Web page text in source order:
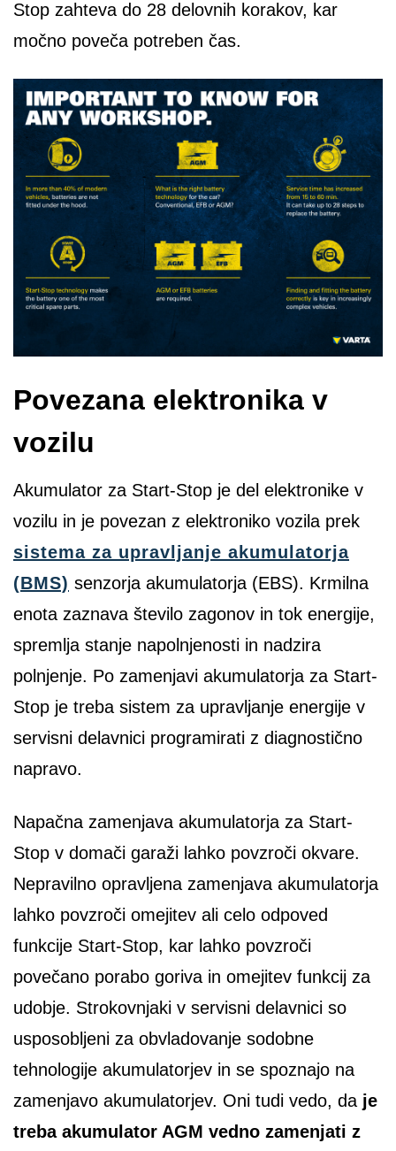
Stop zahteva do 28 delovnih korakov, kar
močno poveča potreben čas.
Povezana elektronika v
vozilu
Akumulator za Start-Stop je del elektronike v
vozilu in je povezan z elektroniko vozila prek
sistema za upravljanje akumulatorja
(BMS) senzorja akumulatorja (EBS). Krmilna
enota zaznava število zagonov in tok energije,
spremlja stanje napolnjenosti in nadzira
polnjenje. Po zamenjavi akumulatorja za Start-
Stop je treba sistem za upravljanje energije v
servisni delavnici programirati z diagnostično
napravo.
Napačna zamenjava akumulatorja za Start-
Stop v domači garaži lahko povzroči okvare.
Nepravilno opravljena zamenjava akumulatorja
lahko povzroči omejitev ali celo odpoved
funkcije Start-Stop, kar lahko povzroči
povečano porabo goriva in omejitev funkcij za
udobje. Strokovnjaki v servisni delavnici so
usposobljeni za obvladovanje sodobne
tehnologije akumulatorjev in se spoznajo na
zamenjavo akumulatorjev. Oni tudi vedo, da je
treba akumulator AGM vedno zamenjati z